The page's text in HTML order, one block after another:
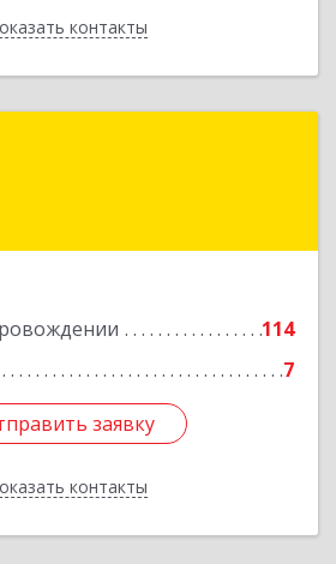
контакты
Назад
114
7
заявку
контакты
заявку
Назад